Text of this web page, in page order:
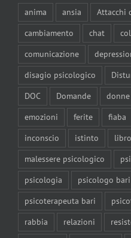
anima ansia Attacchi
cambiamento
chat
comunicazione
disagio psicologico
DOC
Domande
emozioni
ferite fiaba
inconscio
istinto
malessere psicologico
psicologia
psicologo bari
psicoterapeuta bari
rabbia
relazioni